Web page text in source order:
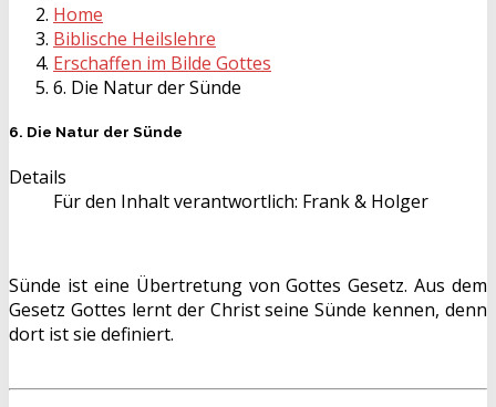
Home
Biblische Heilslehre
Erschaffen im Bilde Gottes
6. Die Natur der Sünde
6. Die Natur der Sünde
Details
Für den Inhalt verantwortlich: Frank & Holger
Sünde ist eine Übertretung von Gottes Gesetz. Aus dem
Gesetz Gottes lernt der Christ seine Sünde kennen, denn
dort ist sie definiert.